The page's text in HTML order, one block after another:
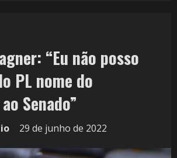
“Eu não posso
PL nome do
Senado”
29 de junho de 2022